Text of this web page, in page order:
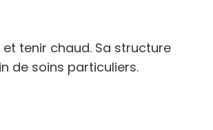
tenir chaud. Sa structure
de soins particuliers.